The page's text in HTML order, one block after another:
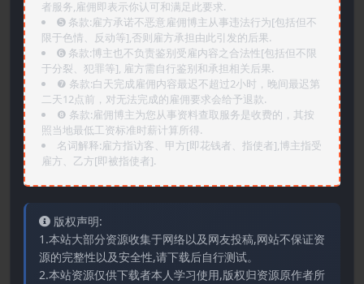
者服务,雇佣即表示你认可和满足此要求.
➎ 条款:雇方承诺不恶意雇佣博主从事违法行为[包括但不
限于色情、反动等],否则雇方承担由此引发的后果.
➏️ 条款:博主也不负责鉴别受雇内容之合法性[包括但不限
于分裂、犯罪等], 雇方需自行鉴别和承担相关后果.
❼ 条款:白天完成雇佣内容最迟不超过2小时，晚间最迟第
二天12点前，对无法完成的雇佣要求会给予退款.
❽ 条款:雇佣博主为您从事资料查取服务是收费的，其按
照当地最低工资标准时薪计算所得.
名词解释:雇方指访客、甲方[即花钱者、指使者],博主指受
雇方、乙方[即被指使者].
版权声明:
1.本站大部分资源收集于网络以及网友投稿,网站不保证资
源的完整性以及安全性,请下载后自行测试。
2.本站资源仅供下载者本人学习使用,版权归资源原作者所